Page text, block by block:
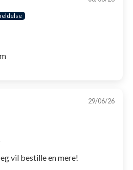
så kommer Poseidon
åndbar
efter brug. Dermed undgår
de kan tørre hurtigt.
29/06/26
vil bestille en mere!